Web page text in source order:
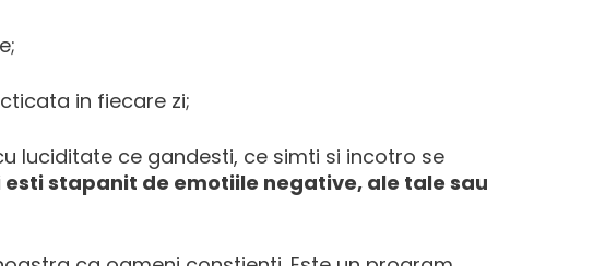
in fiecare zi;
luciditate ce gandesti, ce simti si incotro se
esti stapanit de emotiile negative, ale tale sau